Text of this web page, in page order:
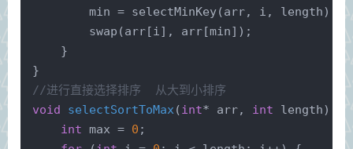
        min =
selectMinKey(arr, i, length);
swap (arr[i], arr[min]);
    }
}
//进行直接选择排序  从大到小排序
void
selectSortToMax (int* arr, int length)
int max = 0 ;